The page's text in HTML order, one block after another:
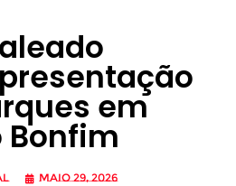
em
Bonfim
maio 29, 2026